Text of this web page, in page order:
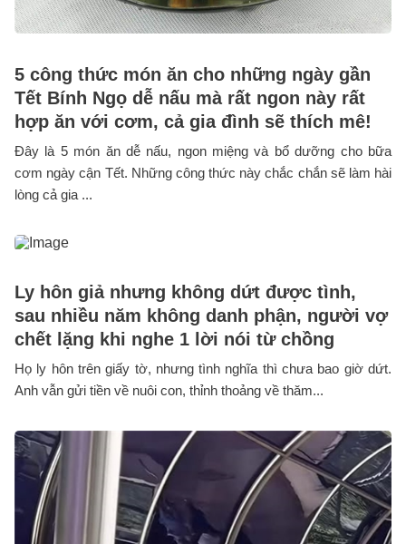
5 công thức món ăn cho những ngày gần
Tết Bính Ngọ dễ nấu mà rất ngon này rất
hợp ăn với cơm, cả gia đình sẽ thích mê!
Đây là 5 món ăn dễ nấu, ngon miệng và bổ dưỡng cho bữa
cơm ngày cận Tết. Những công thức này chắc chắn sẽ làm hài
lòng cả gia ...
Ly hôn giả nhưng không dứt được tình,
sau nhiều năm không danh phận, người vợ
chết lặng khi nghe 1 lời nói từ chồng
Họ ly hôn trên giấy tờ, nhưng tình nghĩa thì chưa bao giờ dứt.
Anh vẫn gửi tiền về nuôi con, thỉnh thoảng về thăm...